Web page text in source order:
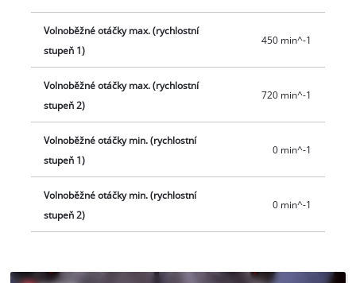
Volnoběžné otáčky max. (rychlostní
stupeň 1)
450 min^-1
Volnoběžné otáčky max. (rychlostní
stupeň 2)
720 min^-1
Volnoběžné otáčky min. (rychlostní
stupeň 1)
0 min^-1
Volnoběžné otáčky min. (rychlostní
stupeň 2)
0 min^-1